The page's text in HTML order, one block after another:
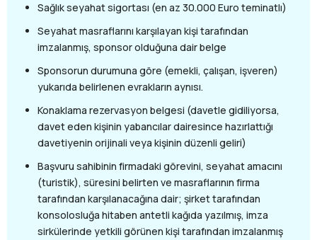
Sağlık seyahat sigortası (en az 30.000 Euro teminatlı)
Seyahat masraflarını karşılayan kişi tarafından
imzalanmış, sponsor olduğuna dair belge
Sponsorun durumuna göre (emekli, çalışan, işveren)
yukarıda belirlenen evrakların aynısı.
Konaklama rezervasyon belgesi (davetle gidiliyorsa,
davet eden kişinin yabancılar dairesince hazırlattığı
davetiyenin orijinali veya kişinin düzenli geliri)
Başvuru sahibinin firmadaki görevini, seyahat amacını
(turistik), süresini belirten ve masraflarının firma
tarafından karşılanacağına dair; şirket tarafından
konsolosluğa hitaben antetli kağıda yazılmış, imza
sirkülerinde yetkili görünen kişi tarafından imzalanmış